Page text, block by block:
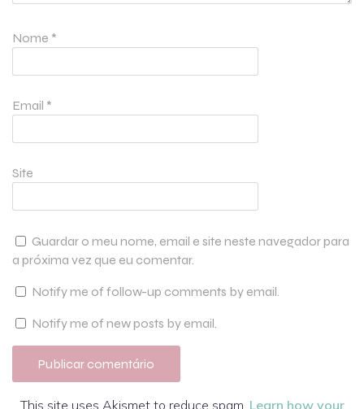
Nome *
Email *
Site
Guardar o meu nome, email e site neste navegador para
a próxima vez que eu comentar.
Notify me of follow-up comments by email.
Notify me of new posts by email.
This site uses Akismet to reduce spam. Learn how your